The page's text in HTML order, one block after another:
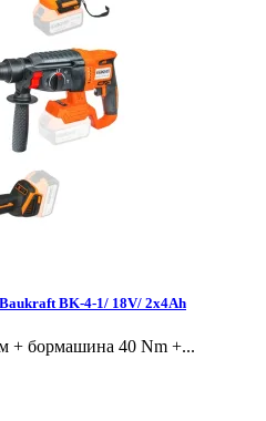
BK-4-1/ 18V/ 2x4Ah
+ бормашина 40 Nm +...